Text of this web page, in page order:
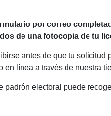
por correo
de una fotocopia de tu
antes de que tu solicitud
en línea a través de nuestra
padrón electoral puede